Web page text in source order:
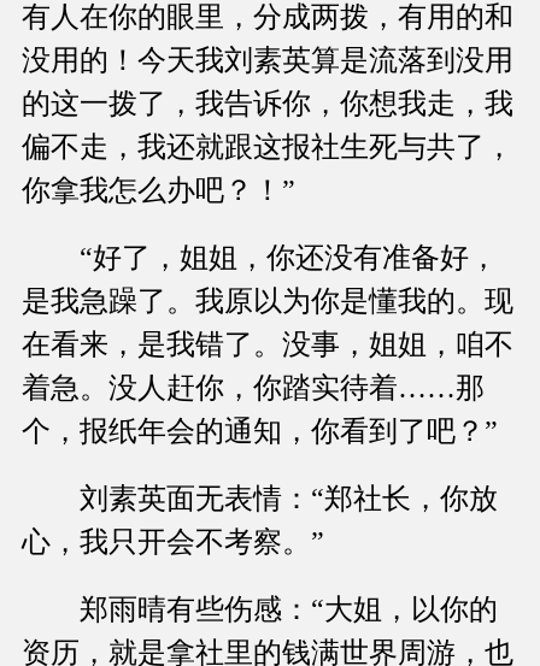
有人在你的眼里，分成两拨，有用的和
没用的！今天我刘素英算是流落到没用
的这一拨了，我告诉你，你想我走，我
偏不走，我还就跟这报社生死与共了，
你拿我怎么办吧？！”
“好了，姐姐，你还没有准备好，
是我急躁了。我原以为你是懂我的。现
在看来，是我错了。没事，姐姐，咱不
着急。没人赶你，你踏实待着……那
个，报纸年会的通知，你看到了吧？”
刘素英面无表情：“郑社长，你放
心，我只开会不考察。”
郑雨晴有些伤感：“大姐，以你的
资历，就是拿社里的钱满世界周游，也